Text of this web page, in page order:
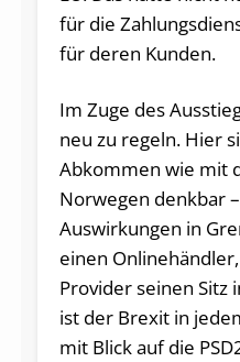
für die
für deren Kunden.
Im Zuge des
neu zu regeln. Hier
Abkommen wie mit
Norwegen denkbar
Auswirkungen in
einen
Provider seinen Sitz
ist der Brexit in
mit Blick auf die